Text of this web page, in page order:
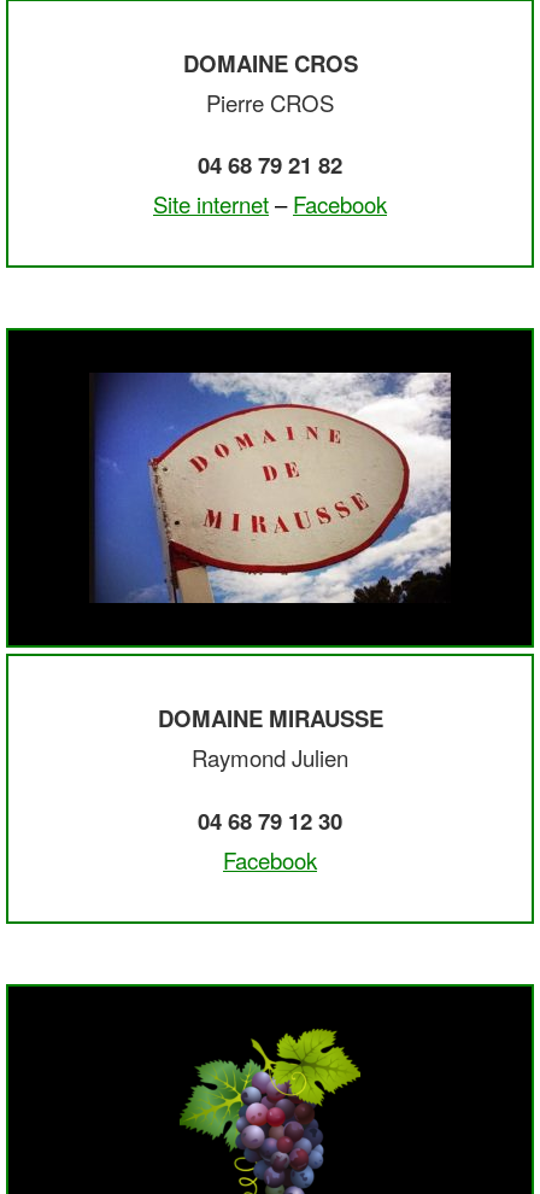
DOMAINE CROS
Pierre CROS
04 68 79 21 82
Site internet–Facebook
DOMAINE MIRAUSSE
Raymond Julien
04 68 79 12 30
Facebook